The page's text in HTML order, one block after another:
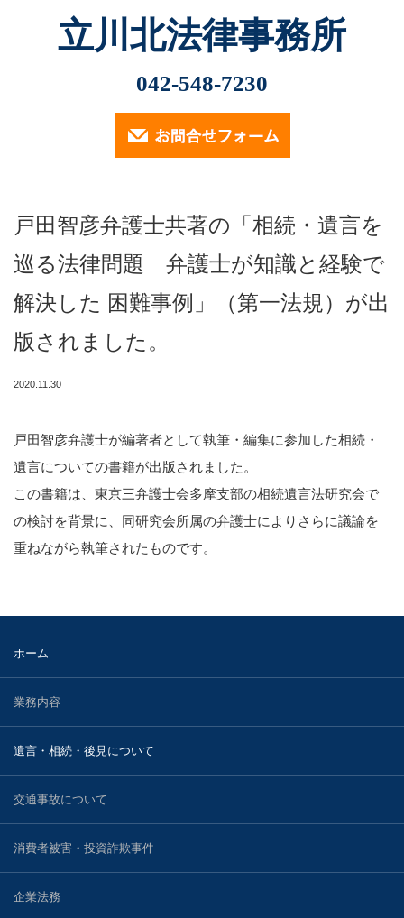
立川北法律事務所
042-548-7230
戸田智彦弁護士共著の「相続・遺言を
巡る法律問題 弁護士が知識と経験で
解決した 困難事例」（第一法規）が出
版されました。
2020.11.30
戸田智彦弁護士が編著者として執筆・編集に参加した相続・
遺言についての書籍が出版されました。
この書籍は、東京三弁護士会多摩支部の相続遺言法研究会で
の検討を背景に、同研究会所属の弁護士によりさらに議論を
重ねながら執筆されたものです。
ホーム
業務内容
遺言・相続・後見について
交通事故について
消費者被害・投資詐欺事件
企業法務
遺言・相続・後見について
国際法務・国際取引
不動産の法律問題
医療・介護事業に関する法務
事業再生・債務整理・倒産事件
弁護士紹介
小林光明弁護士が2026年2月6日、立川市社会福祉協議
（定員に達したため申込受付は終了しております）…
2024.9.30
会主催の講演会「成年後見制度…
2024.7.18
２０２３年１１月２９日、小林光明弁護士と松本有加弁
護士が遺族代理人を務める昭島市いじめ…